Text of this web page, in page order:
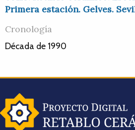
Primera estación. Gelves.
Cronología
Década de 1990